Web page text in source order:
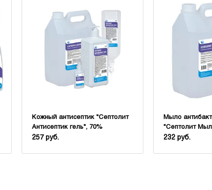
Кожный антисептик "Септолит
Антисептик гель", 70%
257 руб.
Мыло
"Септолит
232 руб.